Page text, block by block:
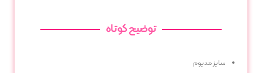
توضیح کوتاه
سایز مدیوم